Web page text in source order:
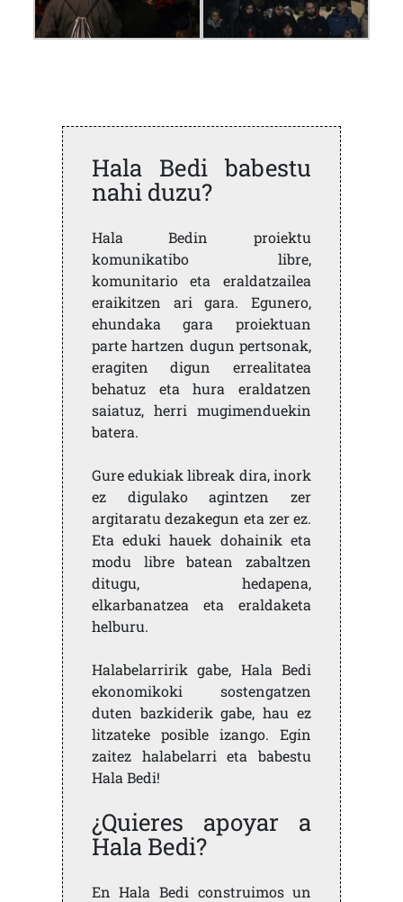
Hala Bedi babestu
nahi duzu?
Hala Bedin proiektu
komunikatibo libre,
komunitario eta eraldatzailea
eraikitzen ari gara. Egunero,
ehundaka gara proiektuan
parte hartzen dugun pertsonak,
eragiten digun errealitatea
behatuz eta hura eraldatzen
saiatuz, herri mugimenduekin
batera.
Gure edukiak libreak dira, inork
ez digulako agintzen zer
argitaratu dezakegun eta zer ez.
Eta eduki hauek dohainik eta
modu libre batean zabaltzen
ditugu, hedapena,
elkarbanatzea eta eraldaketa
helburu.
Halabelarririk gabe, Hala Bedi
ekonomikoki sostengatzen
duten bazkiderik gabe, hau ez
litzateke posible izango. Egin
zaitez halabelarri eta babestu
Hala Bedi!
¿Quieres apoyar a
Hala Bedi?
En Hala Bedi construimos un